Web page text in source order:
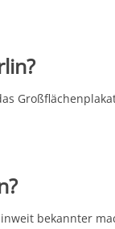
bekannter